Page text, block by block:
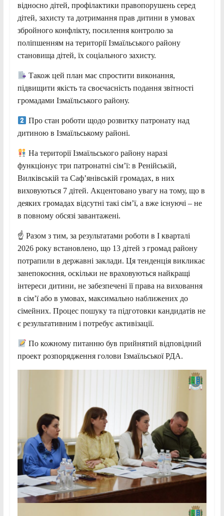
відносно дітей, профілактики правопорушень серед
дітей, захисту та дотримання прав дитини в умовах
збройного конфлікту, посилення контролю за
поліпшенням на території Ізмаїльського району
становища дітей, їх соціального захисту.
Також цей план має спростити виконання,
підвищити якість та своєчасність подання звітності
громадами Ізмаїльського району.
Про стан роботи щодо розвитку патронату над
дитиною в Ізмаїльському районі.
На території Ізмаїльського району наразі
функціонує три патронатні сім’ї: в Ренійській,
Вилківській та Саф’янівській громадах, в них
виховуються 7 дітей. Акцентовано увагу на тому, що в
деяких громадах відсутні такі сім’ї, а вже існуючі – не
в повному обсязі завантажені.
☝️ Разом з тим, за результатами роботи в І кварталі
2026 року встановлено, що 13 дітей з громад району
потрапили в державні заклади. Ця тенденція викликає
занепокоєння, оскільки не враховуються найкращі
інтереси дитини, не забезпечені її права на виховання
в сім’ї або в умовах, максимально наближених до
сімейних. Процес пошуку та підготовки кандидатів не
є результативним і потребує активізації.
По кожному питанню був прийнятий відповідний
проект розпорядження голови Ізмаїльської РДА.